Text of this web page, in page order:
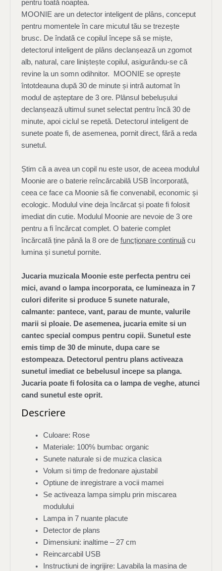
pentru toată noaptea.
MOONIE are un detector inteligent de plâns, conceput
pentru momentele în care micutul tău se trezește
brusc. De îndată ce copilul începe să se miște,
detectorul inteligent de plâns declanșează un zgomot
alb, natural, care liniștește copilul, asigurându-se că
revine la un somn odihnitor. MOONIE se oprește
întotdeauna după 30 de minute și intră automat în
modul de așteptare de 3 ore. Plânsul bebelușului
declanșează ultimul sunet selectat pentru încă 30 de
minute, apoi ciclul se repetă. Detectorul inteligent de
sunete poate fi, de asemenea, pornit direct, fără a reda
sunetul.
Știm că a avea un copil nu este usor, de aceea modulul
Moonie are o baterie reîncărcabilă USB încorporată,
ceea ce face ca Moonie să fie convenabil, economic și
ecologic. Modulul vine deja încărcat și poate fi folosit
imediat din cutie. Modulul Moonie are nevoie de 3 ore
pentru a fi încărcat complet. O baterie complet
încărcată ține până la 8 ore de funcționare continuăcu
lumina și sunetul pornite.
Jucaria muzicala Moonie este perfecta pentru cei
mici, avand o lampa incorporata, ce lumineaza in 7
culori diferite si produce 5 sunete naturale,
calmante: pantece, vant, parau de munte, valurile
marii si ploaie. De asemenea, jucaria emite si un
cantec special compus pentru copii. Sunetul este
emis timp de 30 de minute, dupa care se
estompeaza. Detectorul pentru plans activeaza
sunetul imediat ce bebelusul incepe sa planga.
Jucaria poate fi folosita ca o lampa de veghe, atunci
cand sunetul este oprit.
Descriere
Culoare: Rose
Materiale: 100% bumbac organic
Sunete naturale si de muzica clasica
Volum si timp de fredonare ajustabil
Optiune de inregistrare a vocii mamei
Se activeaza lampa simplu prin miscarea
modulului
Lampa in 7 nuante placute
Detector de plans
Dimensiuni: inaltime – 27 cm
Reincarcabil USB
Instructiuni de ingrijire: Lavabila la masina de